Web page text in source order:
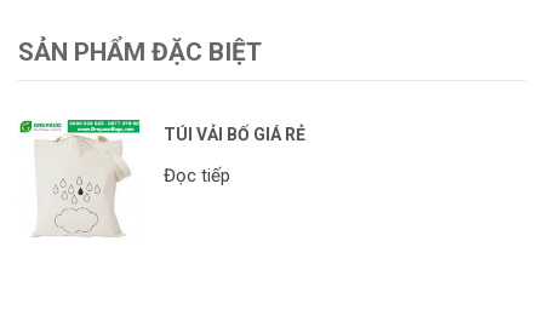
SẢN PHẨM ĐẶC BIỆT
TÚI VẢI BỐ GIÁ RẺ
Đọc tiếp